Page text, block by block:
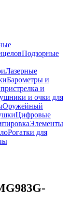
Подзорные
Лазерные
Барометры и
и
и очки для
Оружейный
Цифровые
Элементы
Рогатки для